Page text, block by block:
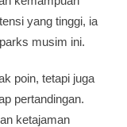
yang tinggi, ia
musim ini.
poin, tetapi juga
pertandingan.
ketajaman